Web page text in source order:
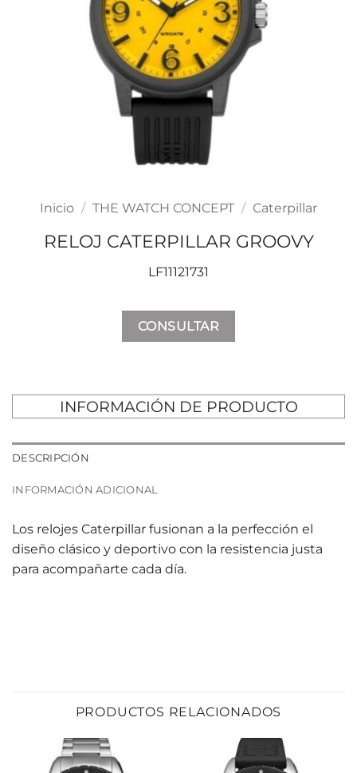
Inicio / THE WATCH CONCEPT / Caterpillar
RELOJ CATERPILLAR GROOVY
LF11121731
CONSULTAR
INFORMACIÓN DE PRODUCTO
DESCRIPCIÓN
INFORMACIÓN ADICIONAL
Los relojes Caterpillar fusionan a la perfección el
diseño clásico y deportivo con la resistencia justa
para acompañarte cada día.
PRODUCTOS RELACIONADOS